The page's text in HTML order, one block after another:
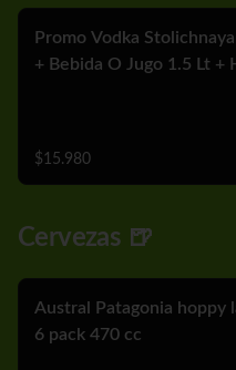
Promo Vodka
+ Bebida O Jugo 1.5 Lt +
$15.980
Cervezas 🍺
Austral Patagonia hoppy
6 pack 470 cc